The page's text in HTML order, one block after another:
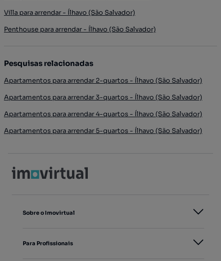
Villa para arrendar - Ílhavo (São Salvador)
Penthouse para arrendar - Ílhavo (São Salvador)
Pesquisas relacionadas
Apartamentos para arrendar 2-quartos - Ílhavo (São Salvador)
Apartamentos para arrendar 3-quartos - Ílhavo (São Salvador)
Apartamentos para arrendar 4-quartos - Ílhavo (São Salvador)
Apartamentos para arrendar 5-quartos - Ílhavo (São Salvador)
Sobre o Imovirtual
Para Profissionais